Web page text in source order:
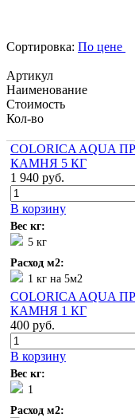
Сортировка: По цене
Артикул
Наименование
Стоимость
Кол-во
COLORICA AQUA
КАМНЯ 5 КГ
1 940 руб.
В корзину
Вес кг:
5 кг
Расход м2:
1 кг на 5м2
COLORICA AQUA
КАМНЯ 1 КГ
400 руб.
В корзину
Вес кг:
1
Расход м2: